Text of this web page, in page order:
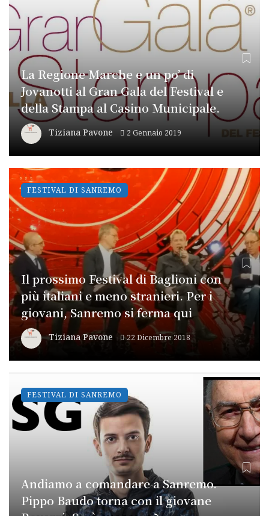
La Regione Marche e un po’ di
Jovanotti al Gran Gala del Festival e
della Stampa al Casino Municipale.
Tiziana Pavone 2 Gennaio 2019
Il prossimo Festival di Baglioni con
più italiani e meno stranieri. Per i
giovani, Sanremo si ferma qui
Tiziana Pavone 22 Dicembre 2018
FESTIVAL DI SANREMO
Andiamo a comandare a Sanremo.
Pippo Baudo torna con il giovane
FESTIVAL DI SANREMO